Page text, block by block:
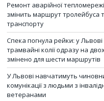
Ремонт аварійної
змінить маршрут тролейбуса
транспорту
Спека погнула рейки: у
трамвайні колії одразу на
змінено для шести маршрутів
У Львові навчатимуть
комунікації з людьми з
ветеранами